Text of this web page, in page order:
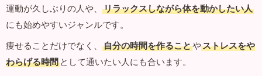
運動が久しぶりの人や、
リラックスしながら体を動かしたい人
にも始めやすいジャンルです。
痩せることだけでなく、
自分の時間を作ることやストレスをや
わらげる時間 として通いたい人にも合います。